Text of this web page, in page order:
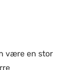
være en stor